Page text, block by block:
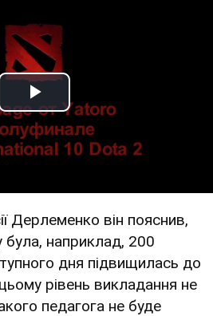
Play Video
Дерлеменко він пояснив,
була, наприклад, 200
дня підвищилась до
рівень викладання не
педагога не буде